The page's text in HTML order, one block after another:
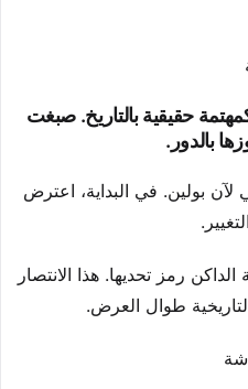
حقيقية بالتاريخ. صبغت
بالدور.
لآن بولين. في البداية، اعترض
رمز تحديها. هذا الانتصار
طوال العرض.